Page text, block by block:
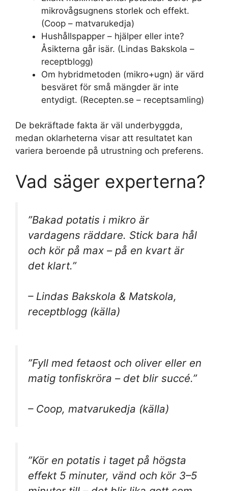
mikrovågsugnens storlek och effekt.
(Coop – matvarukedja)
Hushållspapper – hjälper eller inte?
Åsikterna går isär. (Lindas Bakskola –
receptblogg)
Om hybridmetoden (mikro+ugn) är värd
besväret för små mängder är inte
entydigt. (Recepten.se – receptsamling)
De bekräftade fakta är väl underbyggda,
medan oklarheterna visar att resultatet kan
variera beroende på utrustning och preferens.
Vad säger experterna?
”Bakad potatis i mikro är
vardagens räddare. Stick bara hål
och kör på max – på en kvart är
det klart.”
– Lindas Bakskola & Matskola,
receptblogg (källa)
”Fyll med fetaost och oliver eller en
matig tonfiskröra – det blir succé.”
– Coop, matvarukedja (källa)
”Kör en potatis i taget på högsta
effekt 5 minuter, vänd och kör 3–5